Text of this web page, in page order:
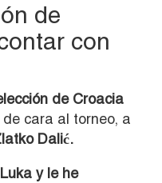
de
con
de Croacia
cara al torneo, a
Dalić.
y le he